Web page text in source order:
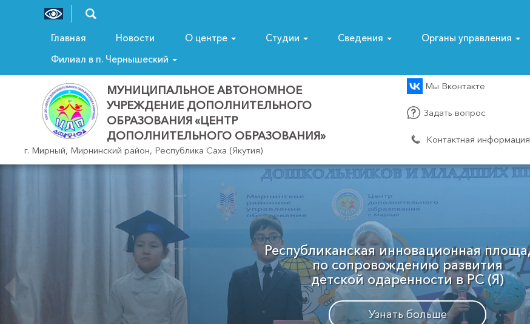
Главная Новости О центре Студии Сведения Органы управления
Филиал в п. Чернышеский
МУНИЦИПАЛЬНОЕ АВТОНОМНОЕ
УЧРЕЖДЕНИЕ ДОПОЛНИТЕЛЬНОГО
ОБРАЗОВАНИЯ «ЦЕНТР
ДОПОЛНИТЕЛЬНОГО ОБРАЗОВАНИЯ»
г. Мирный, Мирнинский район, Республика Саха (Якутия)
Мы Вконтакте
Задать вопрос
Контактная информация
Муниципальный опорный центр
Мирнинского района
Узнать больше